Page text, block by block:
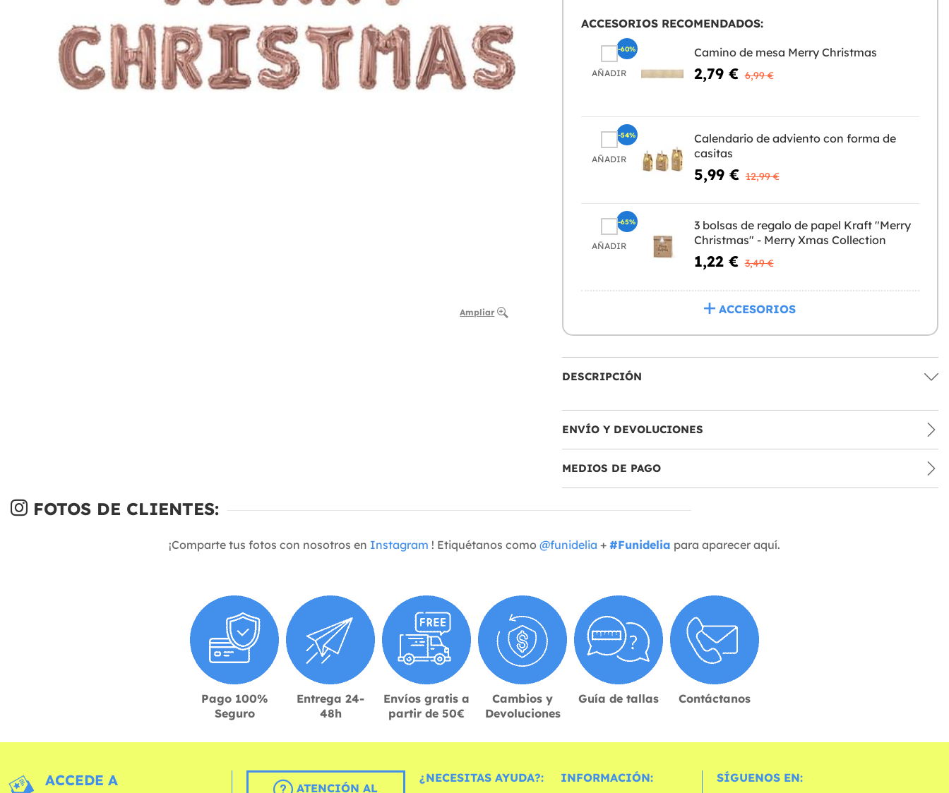
Ampliar
ACCESORIOS RECOMENDADOS:
AÑADIR
Camino de mesa Merry Christmas
2,79 € 6,99 €
-60%
AÑADIR
Calendario de adviento con forma de
casitas
5,99 € 12,99 €
-54%
AÑADIR
3 bolsas de regalo de papel Kraft "Merry
Christmas" - Merry Xmas Collection
1,22 € 3,49 €
-65%
ACCESORIOS
DESCRIPCIÓN
ENVÍO Y DEVOLUCIONES
MEDIOS DE PAGO
FOTOS DE CLIENTES:
¡Comparte tus fotos con nosotros en Instagram ! Etiquétanos como @funidelia + #Funidelia para aparecer aquí.
Pago 100%
Seguro
Entrega 24-
48h
Envíos gratis a
partir de 50€
Cambios y
Devoluciones
Guía de tallas Contáctanos
ACCEDE A
ATENCIÓN AL
¿NECESITAS AYUDA?: INFORMACIÓN: SÍGUENOS EN: